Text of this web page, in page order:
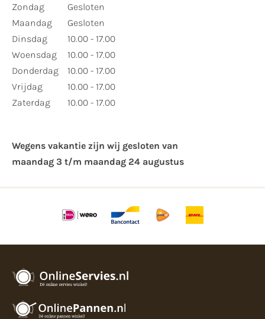
Zondag
Maandag
Dinsdag
Woensdag
Donderdag
Vrijdag
Zaterdag
Gesloten
Gesloten
10.00 - 17.00
10.00 - 17.00
10.00 - 17.00
10.00 - 17.00
10.00 - 17.00
Wegens vakantie zijn wij gesloten van ​
maandag 3 t/m maandag 24 augustus